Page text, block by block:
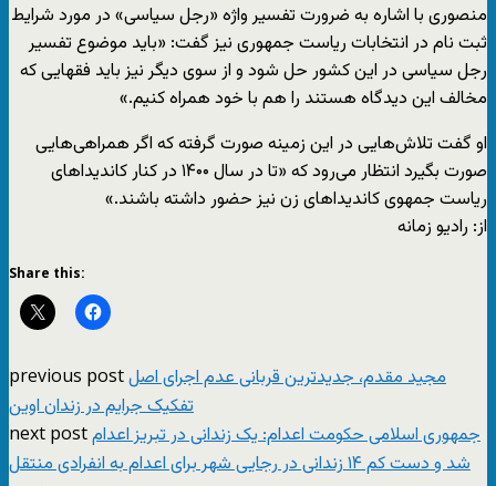
منصوری با اشاره به ضرورت تفسیر واژه «رجل سیاسی» در مورد شرایط
ثبت نام در انتخابات ریاست جمهوری نیز گفت:‌ «باید موضوع تفسیر
رجل سیاسی در این کشور حل شود و از سوی دیگر نیز باید فقهایی که
مخالف این دیدگاه هستند را هم با خود همراه کنیم.»
او گفت تلاش‌هایی در این زمینه صورت گرفته که اگر همراهی‌هایی
صورت بگیرد انتظار می‌رود که «تا در سال ۱۴۰۰ در کنار کاندیداهای
ریاست جمهوی کاندیداهای زن نیز حضور داشته باشند.»
از: رادیو زمانه
Share this:
previous postمجید مقدم، جدیدترین قربانی عدم اجرای اصل
تفکیک جرایم در زندان اوین
next postجمهوری اسلامی حکومت اعدام: یک زندانی در تبریز اعدام
شد و دست کم ۱۴ زندانی در رجایی شهر برای اعدام به انفرادی منتقل